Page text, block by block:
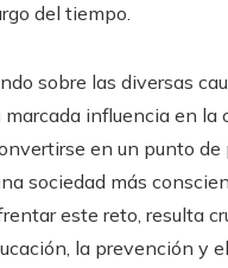
del tiempo.
sobre las diversas
marcada influencia en la
en un punto de
sociedad más
este reto, resulta
la prevención y el